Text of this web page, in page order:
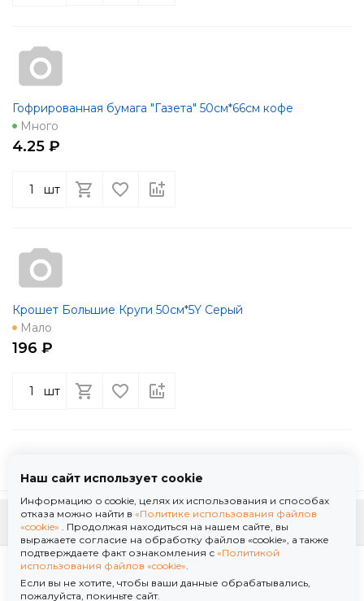
Гофрированная бумага "Газета" 50см*66см кофе
Много
4.25 ₽
шт
Крошет Большие Круги 50см*5Y Серый
Мало
196 ₽
шт
К началу страницы
© 2026 ООО "Флор Мануфактура" .Все права защищены. Информация сайта защищена
Политика обработки персональных данных
Политика использования файлов «cookie»
Наш сайт использует cookie
Информацию о cookie, целях их использования и способах
отказа можно найти в «Политике использования файлов
«cookie» . Продолжая находиться на нашем сайте, вы
выражаете согласие на обработку файлов «cookie», а также
подтверждаете факт ознакомления с «Политикой
использования файлов «cookie».
Если вы не хотите, чтобы ваши данные обрабатывались,
пожалуйста, покиньте сайт.